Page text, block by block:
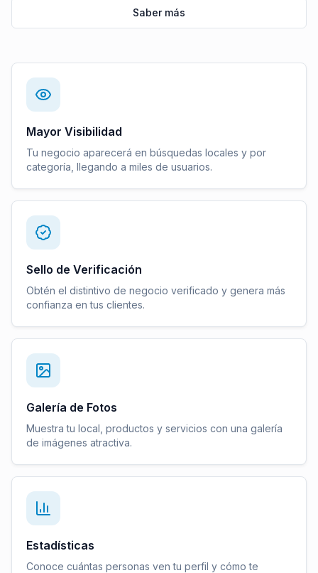
Saber más
Mayor Visibilidad
Tu negocio aparecerá en búsquedas locales y por
categoría, llegando a miles de usuarios.
Sello de Verificación
Obtén el distintivo de negocio verificado y genera más
confianza en tus clientes.
Galería de Fotos
Muestra tu local, productos y servicios con una galería
de imágenes atractiva.
Estadísticas
Conoce cuántas personas ven tu perfil y cómo te